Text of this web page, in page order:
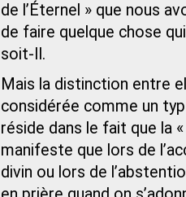
de l’Éternel » que nous
de faire quelque chose
soit-Il.
Mais la distinction entre
considérée comme un
réside dans le fait que la
manifeste que lors de
divin ou lors de